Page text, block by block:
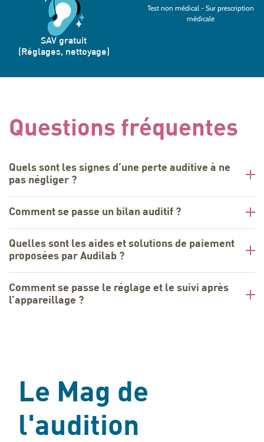
SAV gratuit
(Réglages, nettoyage)
Test non médical - Sur prescription
médicale
Questions fréquentes
Quels sont les signes d’une perte auditive à ne
pas négliger ?
Comment se passe un bilan auditif ?
Quelles sont les aides et solutions de paiement
proposées par Audilab ?
Comment se passe le réglage et le suivi après
l’appareillage ?
Le Mag de
l'audition